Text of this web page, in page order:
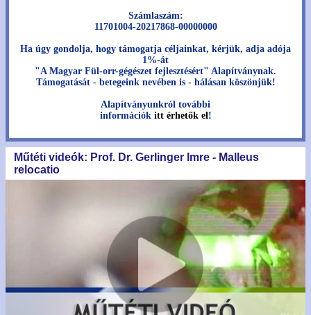
Számlaszám:
11701004-20217868-00000000
Ha úgy gondolja, hogy támogatja céljainkat, kérjük, adja adója
1%-át
"A Magyar Fül-orr-gégészet fejlesztésért" Alapítványnak.
Támogatását - betegeink nevében is - hálásan köszönjük!
Alapítványunkról további
információk itt érhetők el!
Műtéti videók: Prof. Dr. Gerlinger Imre - Malleus
relocatio